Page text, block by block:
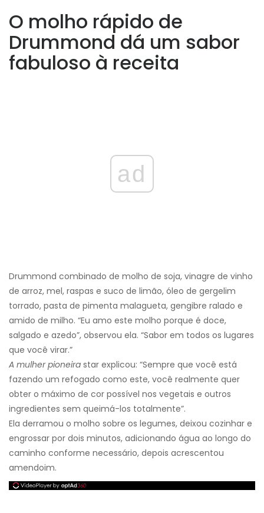
O molho rápido de
Drummond dá um sabor
fabuloso à receita
ad
Drummond combinado de molho de soja, vinagre de vinho
de arroz, mel, raspas e suco de limão, óleo de gergelim
torrado, pasta de pimenta malagueta, gengibre ralado e
amido de milho. “Eu amo este molho porque é doce,
salgado e azedo”, observou ela. “Sabor em todos os lugares
que você virar.”
A mulher pioneira star explicou: “Sempre que você está
fazendo um refogado como este, você realmente quer
obter o máximo de cor possível nos vegetais e outros
ingredientes sem queimá-los totalmente”.
Ela derramou o molho sobre os legumes, deixou cozinhar e
engrossar por dois minutos, adicionando água ao longo do
caminho conforme necessário, depois acrescentou
amendoim.